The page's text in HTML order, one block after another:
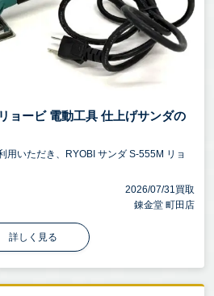
ョービ 電動工具 仕上げサンダの
用いただき、RYOBI サンダ S-555M リョ
2026/07/31買取
錬金堂 町田店
詳しく見る